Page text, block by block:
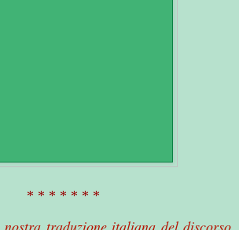
* * * * * * *
traduzione italiana del discorso